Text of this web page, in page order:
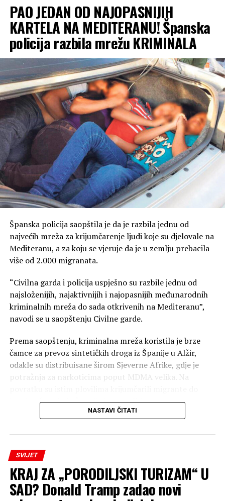
PAO JEDAN OD NAJOPASNIJIH
KARTELA NA MEDITERANU! Španska
policija razbila mrežu KRIMINALA
Španska policija saopštila je da je razbila jednu od
najvećih mreža za krijumčarenje ljudi koje su djelovale na
Mediteranu, a za koju se vjeruje da je u zemlju prebacila
više od 2.000 migranata.
“Civilna garda i policija uspješno su razbile jednu od
najsloženijih, najaktivnijih i najopasnijih međunarodnih
kriminalnih mreža do sada otkrivenih na Mediteranu”,
navodi se u saopštenju Civilne garde.
Prema saopštenju, kriminalna mreža koristila je brze
čamce za prevoz sintetičkih droga iz Španije u Alžir,
odakle su distribuisane širom Sjeverne Afrike, gdje je
potražnja za narkoticima poput MDMA velika. Na
jugoistočne obale Španije i ostrva Ibica.
arsenal naoružanja kako bi zaštitila svoja plovila, izvela
najmanje 64 operacije krijumčarenja i ostvarila profit od
preko 24 miliona evra.
Operacija je sprovedena u trenutku kada su migracije i
trgovina ljudima ponovo došli u žižu javnosti u Španiji i
NASTAVI ČITATI
SVIJET
KRAJ ZA „PORODILJSKI TURIZAM“ U
SAD? Donald Tramp zadao novi